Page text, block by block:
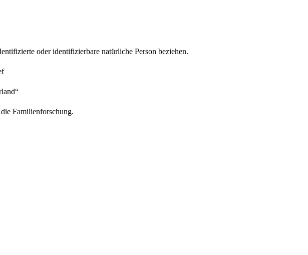
oder identifizierbare natürliche Person beziehen.
Familienforschung.